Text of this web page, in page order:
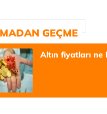
Altın fiyatları